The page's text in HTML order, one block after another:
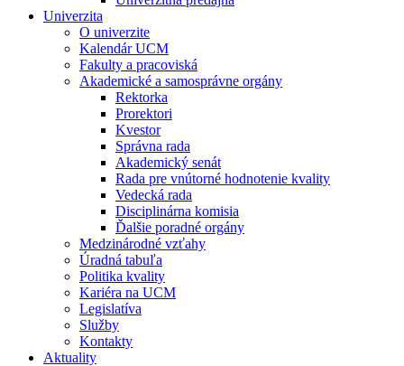
Univerzita
O univerzite
Kalendár UCM
Fakulty a pracoviská
Akademické a samosprávne orgány
Rektorka
Prorektori
Kvestor
Správna rada
Akademický senát
Rada pre vnútorné hodnotenie kvality
Vedecká rada
Disciplinárna komisia
Ďalšie poradné orgány
Medzinárodné vzťahy
Úradná tabuľa
Politika kvality
Kariéra na UCM
Legislatíva
Služby
Kontakty
Aktuality